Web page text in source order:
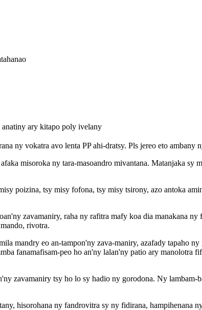
ary kitapo poly ivelany
ny vokatra avo lenta PP ahi-dratsy. Pls jereo eto ambany
misoroka ny tara-masoandro mivantana. Matanjaka
poizina, tsy misy fofona, tsy misy tsirony, azo antoka
zavamaniry, raha ny rafitra mafy koa dia manakana
rivotra.
mandry eo an-tampon'ny zava-maniry, azafady tapaho
fanamafisam-peo ho an'ny lalan'ny patio ary manolotra
zavamaniry tsy ho lo sy hadio ny gorodona. Ny
hisorohana ny fandrovitra sy ny fidirana, hampihenana